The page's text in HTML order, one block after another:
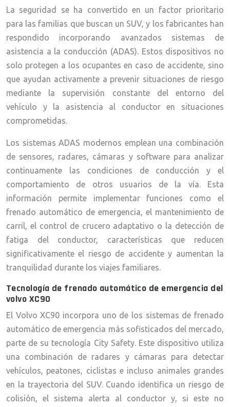
La seguridad se ha convertido en un factor prioritario
para las familias que buscan un SUV, y los fabricantes han
respondido incorporando avanzados sistemas de
asistencia a la conducción (ADAS). Estos dispositivos no
solo protegen a los ocupantes en caso de accidente, sino
que ayudan activamente a prevenir situaciones de riesgo
mediante la supervisión constante del entorno del
vehículo y la asistencia al conductor en situaciones
comprometidas.
Los sistemas ADAS modernos emplean una combinación
de sensores, radares, cámaras y software para analizar
continuamente las condiciones de conducción y el
comportamiento de otros usuarios de la vía. Esta
información permite implementar funciones como el
frenado automático de emergencia, el mantenimiento de
carril, el control de crucero adaptativo o la detección de
fatiga del conductor, características que reducen
significativamente el riesgo de accidente y aumentan la
tranquilidad durante los viajes familiares.
Tecnología de frenado automático de emergencia del
volvo XC90
El Volvo XC90 incorpora uno de los sistemas de frenado
automático de emergencia más sofisticados del mercado,
parte de su tecnología City Safety. Este dispositivo utiliza
una combinación de radares y cámaras para detectar
vehículos, peatones, ciclistas e incluso animales grandes
en la trayectoria del SUV. Cuando identifica un riesgo de
colisión, el sistema alerta al conductor y, si este no